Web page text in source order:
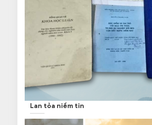
Lan tỏa niềm tin